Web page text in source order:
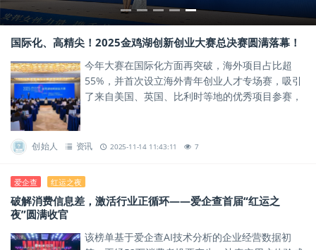
国际化、高精尖！2025金鸡湖创新创业大赛总决赛圆满落幕！
今年大赛在国际化方面再突破，海外项目占比超
55%，并首次设立海外青年创业人才专场赛，吸引
了来自美国、英国、比利时等地的优秀项目参赛，
创始人 资讯 2025-11-14 11:43:11 7
爱企查 红运之夜
破解消费信息差，激活行业正循环——爱企查首届“红运之
夜”圆满收官
该榜单基于爱企查AI技术分析的企业经营数据初